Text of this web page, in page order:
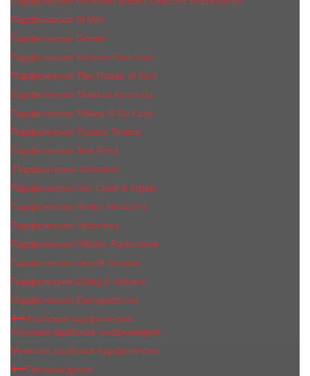
Парфюмерия SHAIK
Парфюмерия Simimi
Парфюмерия Sospiro Perfumes
Парфюмерия The House of Oud
Парфюмерия Thomas Kosmala
Парфюмерия Tiffany & Co Love
Парфюмерия Tiziana Terenzi
Парфюмерия Tom Ford
Парфюмерия Valentino
Парфюмерия Van Cleef & Arpels
Парфюмерия Vertus Narcos'is
Парфюмерия Victorious
Парфюмерия Vilhelm Parfumerie
Парфюмерия Xerjoff Sospiro
Парфюмерия Zadig & Voltaire
Парфюмерия Zarkoperfume
Арабская парфюмерия
Женская арабская парфюмерия
Мужская арабская парфюмерия
Тестеры духов